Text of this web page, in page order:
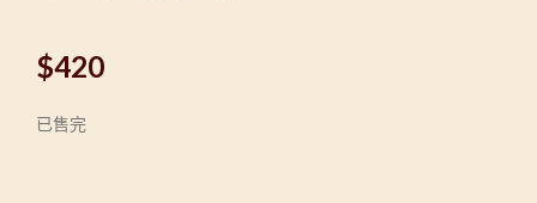
$420
已售完